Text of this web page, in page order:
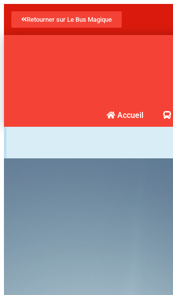
Retourner sur Le Bus Magique
Accueil